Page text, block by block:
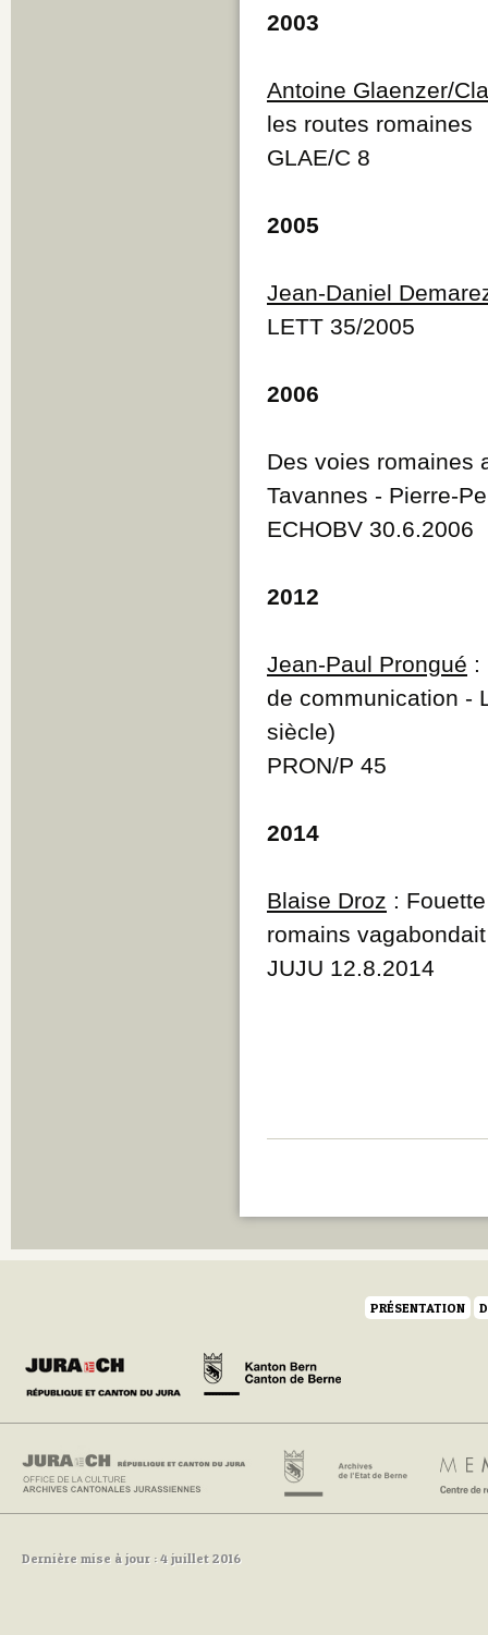
2003
Antoine Glaenzer/
les routes romaines
GLAE/C 8
2005
Jean-Daniel
LETT 35/2005
2006
Des voies romaines
Tavannes - Pierre-
ECHOBV 30.6.2006
2012
Jean-Paul Prongué :
de communication -
siècle)
PRON/P 45
2014
Blaise Droz :
romains
JUJU 12.8.2014
PRÉSENTATION
Dernière mise à jour : 4 juillet 2016